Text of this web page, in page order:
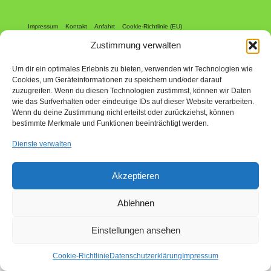
Zustimmung verwalten
Um dir ein optimales Erlebnis zu bieten, verwenden wir Technologien wie
Cookies, um Geräteinformationen zu speichern und/oder darauf
zuzugreifen. Wenn du diesen Technologien zustimmst, können wir Daten
wie das Surfverhalten oder eindeutige IDs auf dieser Website verarbeiten.
Wenn du deine Zustimmung nicht erteilst oder zurückziehst, können
bestimmte Merkmale und Funktionen beeinträchtigt werden.
Dienste verwalten
Akzeptieren
Ablehnen
Einstellungen ansehen
Cookie-Richtlinie Datenschutzerklärung Impressum
Impressum Kontakt Anfahrt Cookie-Richtlinie (EU)
© 2026 ALPA Industrievertretungen GmbH - WordPress Theme by